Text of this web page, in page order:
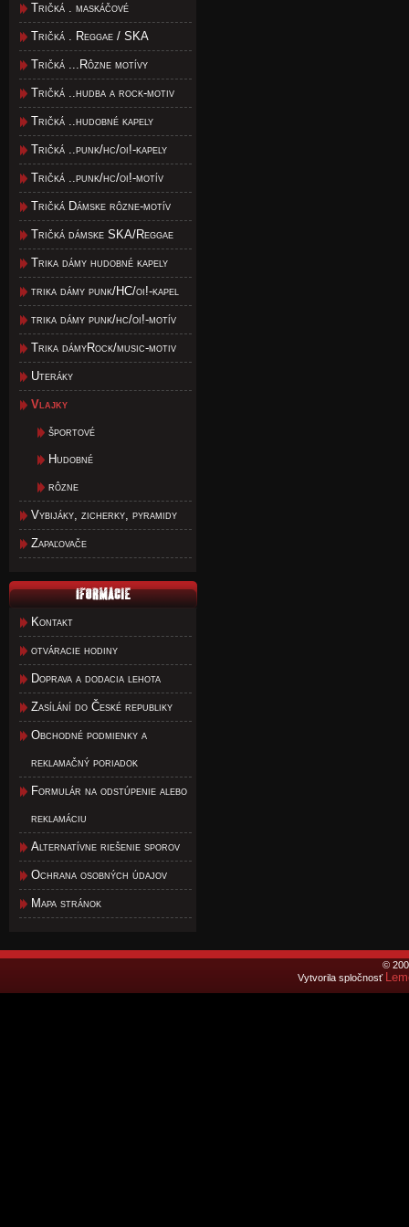
Tričká . maskáčové
Tričká . Reggae / SKA
Tričká ...Rôzne motívy
Tričká ..hudba a rock-motiv
Tričká ..hudobné kapely
Tričká ..punk/hc/oi!-kapely
Tričká ..punk/hc/oi!-motív
Tričká Dámske rôzne-motív
Tričká dámske SKA/Reggae
Trika dámy hudobné kapely
trika dámy punk/HC/oi!-kapel
trika dámy punk/hc/oi!-motív
Trika dámyRock/music-motiv
Uteráky
Vlajky
športové
Hudobné
rôzne
Vybijáky, zicherky, pyramidy
Zapaľovače
Kontakt
otváracie hodiny
Doprava a dodacia lehota
Zasílání do České republiky
Obchodné podmienky a
reklamačný poriadok
Formulár na odstúpenie alebo
reklamáciu
Alternatívne riešenie sporov
Ochrana osobných údajov
Mapa stránok
©
Vytvorila spločnosť